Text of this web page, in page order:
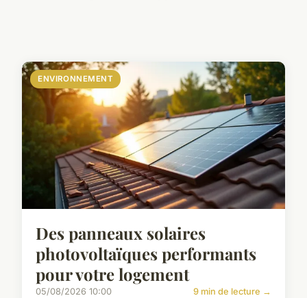
ENVIRONNEMENT
Des panneaux solaires
photovoltaïques performants
pour votre logement
05/08/2026 10:00 9 min de lecture →